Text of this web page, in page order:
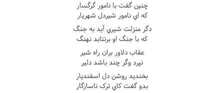
چنين گفت با نامور گرگسار
که اي نامور شيردل شهريار
دگر منزلت شيري آيد به جنگ
که با جنگ او برنتابد نهنگ
عقاب دلاور بران راه شير
نپرد وگر چند باشد دلير
بخنديد روشن دل اسفنديار
بدو گفت کاي ترک ناسازگار